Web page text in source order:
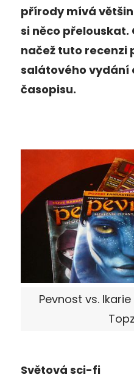
přírody mívá
si něco přelouskat.
načež tuto recenzi
salátového vydání
časopisu.
Pevnost vs.
Světová sci-fi